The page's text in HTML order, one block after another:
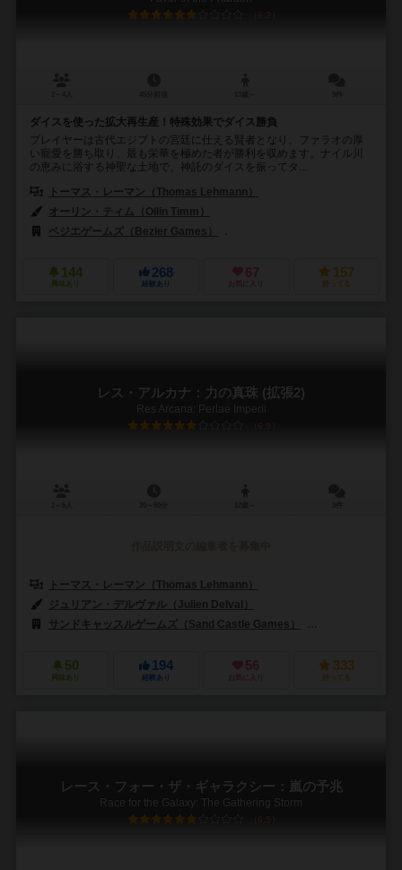
6.2
ダイスを使った拡大再生産！特殊効果でダイス勝負
プレイヤーは古代エジプトの宮廷に仕える賢者となり、ファラオの厚
い寵愛を勝ち取り、最も栄華を極めた者が勝利を収めます。ナイル川
の恵みに浴する神聖な土地で、神託のダイスを振ってタ...
トーマス・レーマン（Thomas Lehmann）
オーリン・ティム（Ollin Timm）
ベジエゲームズ（Bezier Games）
144
興味あり
268
経験あり
67
お気に入り
157
持ってる
レス・アルカナ：力の真珠 (拡張2)
Res Arcana: Perlae Imperii
6.9
トーマス・レーマン（Thomas Lehmann）
ジュリアン・デルヴァル（Julien Delval）
サンドキャッスルゲームズ（Sand Castle Games）
50
興味あり
194
経験あり
56
お気に入り
333
持ってる
レース・フォー・ザ・ギャラクシー：嵐の予兆
Race for the Galaxy: The Gathering Storm
6.5